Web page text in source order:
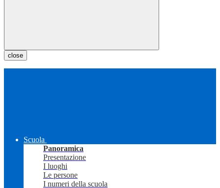
close
Scuola
Panoramica
Presentazione
I luoghi
Le persone
I numeri della scuola